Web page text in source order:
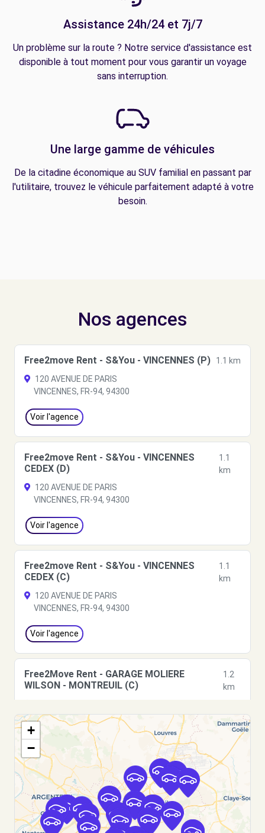
Assistance 24h/24 et 7j/7
Un problème sur la route ? Notre service d'assistance est
disponible à tout moment pour vous garantir un voyage
sans interruption.
Une large gamme de véhicules
De la citadine économique au SUV familial en passant par
l'utilitaire, trouvez le véhicule parfaitement adapté à votre
besoin.
Nos agences
Free2move Rent - S&You - VINCENNES (P)
1.1 km
120 AVENUE DE PARIS
VINCENNES, FR-94, 94300
Voir l'agence
Free2move Rent - S&You - VINCENNES
CEDEX (D)
1.1
km
120 AVENUE DE PARIS
VINCENNES, FR-94, 94300
Voir l'agence
Free2move Rent - S&You - VINCENNES
CEDEX (C)
1.1
km
120 AVENUE DE PARIS
VINCENNES, FR-94, 94300
Voir l'agence
Free2Move Rent - GARAGE MOLIERE
WILSON - MONTREUIL (C)
1.2
km
MONTREUIL, 93100
Voir l'agence
Free2move Rent - S&You - FONTENAY
SOUS BOIS (P)
1.2
km
9-15 AV DE LA REPUBLIQUE
FONTENAY SOUS BOIS, FR-94, 94120
+
−